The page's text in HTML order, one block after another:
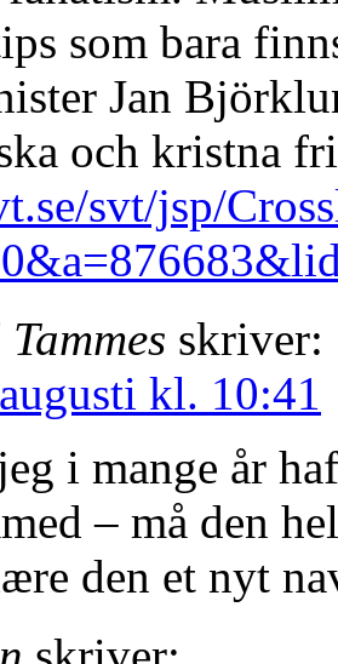
som bara
Jan
och kristna
svt/jsp/
skriver:
kl. 10:41
i mange år
– må den
den et nyt